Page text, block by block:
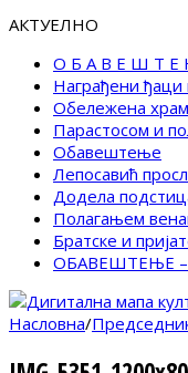
АКТУЕЛНО
О Б А В Е Ш Т Е
Награђени ђаци
Обележена
Парастосом и
Обавештење
Лепосавић
Додела
Полагањем
Братске и
ОБАВЕШТЕЊЕ –
Насловна/